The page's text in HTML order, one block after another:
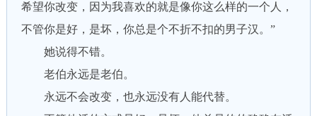
希望你改变，因为我喜欢的就是像你这么样的一个人，
不管你是好，是坏，你总是个不折不扣的男子汉。”
她说得不错。
老伯永远是老伯。
永远不会改变，也永远没有人能代替。